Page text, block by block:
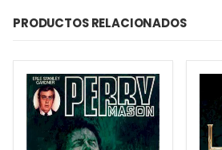
PRODUCTOS RELACIONADOS